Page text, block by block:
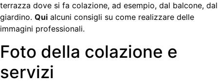
terrazza dove si fa colazione, ad esempio, dal balcone, dal
giardino. Qui alcuni consigli su come realizzare delle
immagini professionali.
Foto della colazione e
servizi